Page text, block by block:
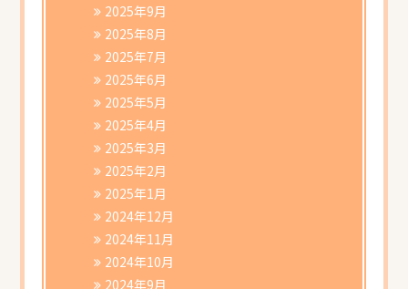
2025年9月
2025年8月
2025年7月
2025年6月
2025年5月
2025年4月
2025年3月
2025年2月
2025年1月
2024年12月
2024年11月
2024年10月
2024年9月